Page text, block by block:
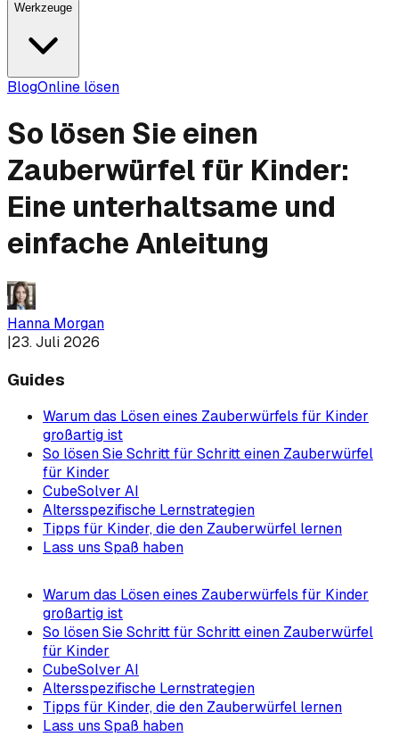
Werkzeuge
BlogOnline lösen
So lösen Sie einen
Zauberwürfel für Kinder:
Eine unterhaltsame und
einfache Anleitung
Hanna Morgan
|23. Juli 2026
Guides
Warum das Lösen eines Zauberwürfels für Kinder
großartig ist
So lösen Sie Schritt für Schritt einen Zauberwürfel
für Kinder
CubeSolver AI
Altersspezifische Lernstrategien
Tipps für Kinder, die den Zauberwürfel lernen
Lass uns Spaß haben
Warum das Lösen eines Zauberwürfels für Kinder
großartig ist
So lösen Sie Schritt für Schritt einen Zauberwürfel
für Kinder
CubeSolver AI
Altersspezifische Lernstrategien
Tipps für Kinder, die den Zauberwürfel lernen
Lass uns Spaß haben